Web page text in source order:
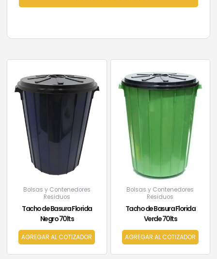
Bolsas y Contenedores
Residuos
Tacho de Basura Florida
Negro 70lts
AGREGAR AL COTIZADOR
Bolsas y Contenedores
Residuos
Tacho de Basura Florida
Verde 70lts
AGREGAR AL COTIZADOR